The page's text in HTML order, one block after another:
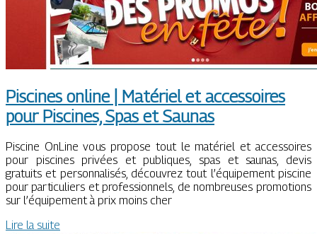
Piscines online | Matériel et accessoires
pour Piscines, Spas et Saunas
Piscine OnLine vous propose tout le matériel et accessoires
pour piscines privées et publiques, spas et saunas, devis
gratuits et personnalisés, découvrez tout l’équipement piscine
pour particuliers et professionnels, de nombreuses promotions
sur l’équipement à prix moins cher
Lire la suite